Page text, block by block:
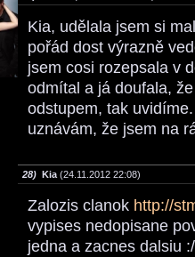
Kia, udělala jsem si
pořád dost výrazně
jsem cosi rozepsala v
odmítal a já doufala,
odstupem, tak
uznávám, že jsem na
28) Kia (24.11.2012 22:08)
Zalozis clanok http://
vypises nedopisane
jedna a zacnes dalsiu